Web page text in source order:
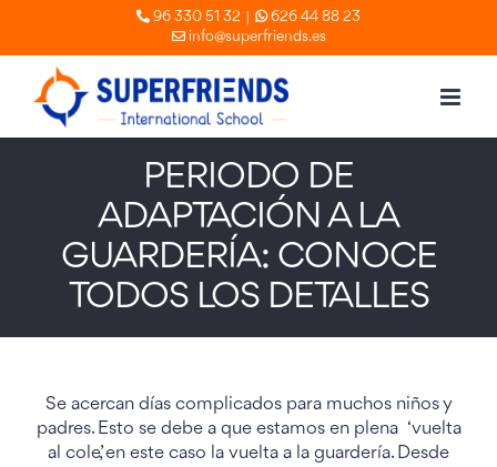
to
content
96 330 51 32 |
626 44 88 23
info@superfriends.es
PERIODO DE
ADAPTACIÓN A LA
GUARDERÍA: CONOCE
TODOS LOS DETALLES
Se acercan días complicados para muchos niños y
padres. Esto se debe a que estamos en plena ‘vuelta
al cole’, en este caso la vuelta a la guardería. Desde